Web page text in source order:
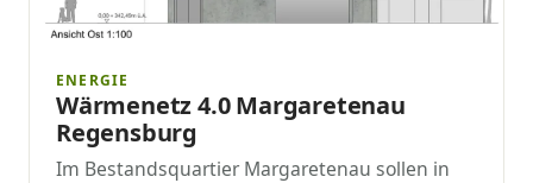
ENERGIE
Wärmenetz 4.0 Margaretenau
Regensburg
Im Bestandsquartier Margaretenau sollen in